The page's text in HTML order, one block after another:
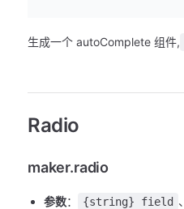
生成一个 autoComplete 组件,
Radio
maker.radio
参数： {string} field 、